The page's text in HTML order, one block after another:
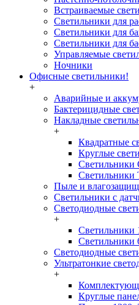
Встраиваемые
Светильники для
Светильники для
Светильники для
Управляемые
Ночники
Офисные светильники!
+
Аварийные и
Бактерицидные
Накладные
+
Квадратные
Круглые
Светильники
Пыле и
Светильники с
Светодиодные
+
Светильники
Светильники
Светодиодные
Ультратонкие
+
Круглые